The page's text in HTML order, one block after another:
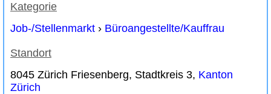
Kategorie
Job-/Stellenmarkt › Büroangestellte/Kauffrau
Standort
8045 Zürich Friesenberg, Stadtkreis 3, Kanton
Zürich